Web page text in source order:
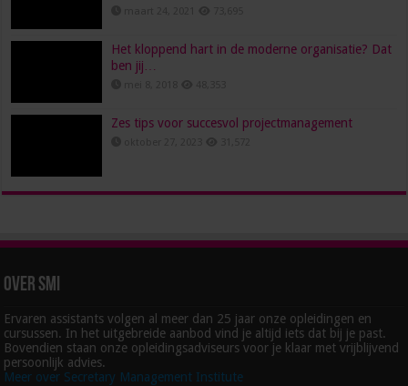
Het kloppend hart in de moderne organisatie? Dat
ben jij…
Zes tips voor succesvol projectmanagement
Over SMI
Ervaren assistants volgen al meer dan 25 jaar onze opleidingen en
cursussen. In het uitgebreide aanbod vind je altijd iets dat bij je past.
Bovendien staan onze opleidingsadviseurs voor je klaar met vrijblijvend
persoonlijk advies.
Meer over Secretary Management Institute